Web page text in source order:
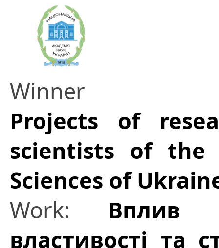
Winner
Projects of
scientists of the
Sciences of
Work: Вплив
властивості та